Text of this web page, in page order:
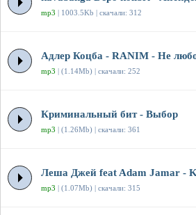
mp3 | 1003.5Kb | скачали: 312
Адлер Коцба - RANIM - Не
mp3 | (1.14Mb) | скачали: 252
Криминальный бит - Выбор
mp3 | (1.26Mb) | скачали: 361
Леша Джей feat Adam Jamar -
mp3 | (1.07Mb) | скачали: 315